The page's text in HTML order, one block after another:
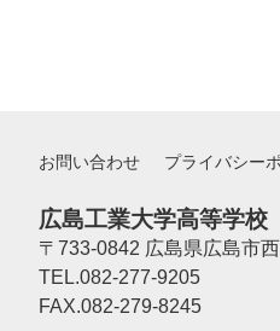
お問い合わせ プライバシー
広島工業大学高等学
〒733-0842 広島県広島市
TEL.082-277-9205
FAX.082-279-8245